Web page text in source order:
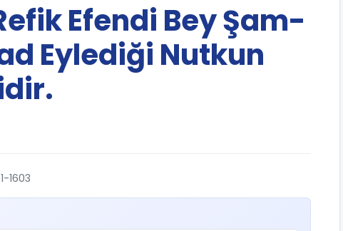
Efendi Bey Şam-
Eylediği Nutkun
1603